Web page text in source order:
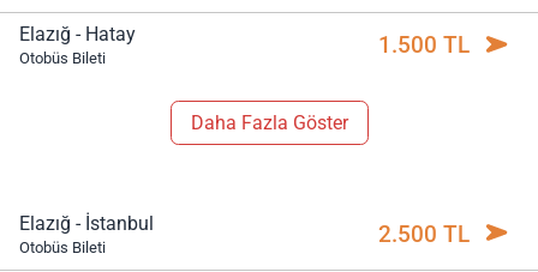
Elazığ - Hatay
Otobüs Bileti 1.500 TL
Daha Fazla Göster
Elazığ - İstanbul
Otobüs Bileti 2.500 TL